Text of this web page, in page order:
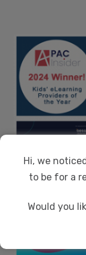
Hi, we
to be for a
Would you